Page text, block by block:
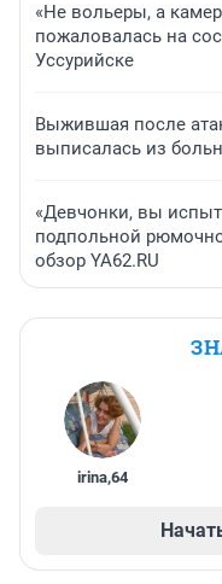
«Не вольеры, а
пожаловалась на
Уссурийске
Выжившая после
выписалась из
«Девчонки, вы
подпольной
обзор YA62.RU
irina,64